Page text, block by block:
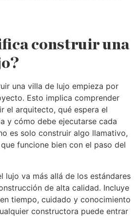
construir una
una villa de lujo empieza por
Esto implica comprender
el arquitecto, qué espera el
y cómo debe ejecutarse cada
es solo construir algo llamativo,
funcione bien con el paso del
lujo va más allá de los estándares
de alta calidad. Incluye
tiempo, cuidado y conocimiento
constructora puede entrar